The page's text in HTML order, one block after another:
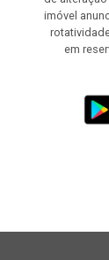
imóvel
em